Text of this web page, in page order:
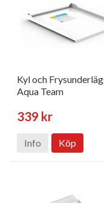
Kyl och
Aqua Team
339 kr
Info Köp